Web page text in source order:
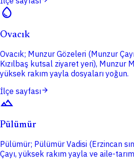
water_drop
Ovacık
Ovacık; Munzur Gözeleri (Munzur
Kızılbaş kutsal ziyaret yeri), Munzur
yüksek rakım yayla dosyaları yoğun.
İlçe sayfasıarrow_forward
terrain
Pülümür
Pülümür; Pülümür Vadisi (Erzincan
Çayı, yüksek rakım yayla ve aile-